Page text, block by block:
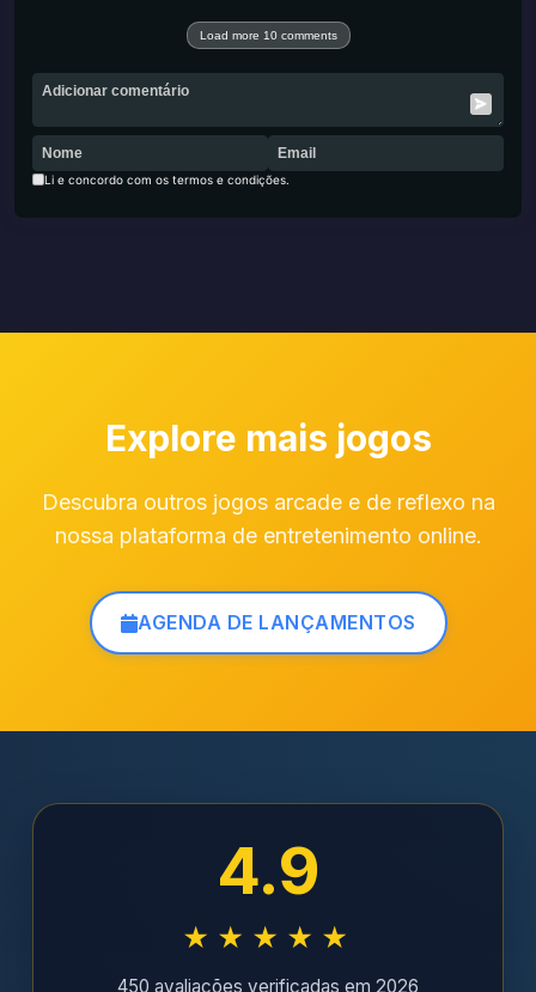
Load more 10 comments
Li e concordo com os termos e condições.
Explore mais jogos
Descubra outros jogos arcade e de reflexo na
nossa plataforma de entretenimento online.
AGENDA DE LANÇAMENTOS
4.9
★★★★★
450 avaliações verificadas em 2026